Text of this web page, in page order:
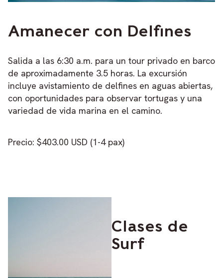
Amanecer con Delfines
Salida a las 6:30 a.m. para un tour privado en barco
de aproximadamente 3.5 horas. La excursión
incluye avistamiento de delfines en aguas abiertas,
con oportunidades para observar tortugas y una
variedad de vida marina en el camino.
Precio: $403.00 USD (1-4 pax)
Clases de
Surf